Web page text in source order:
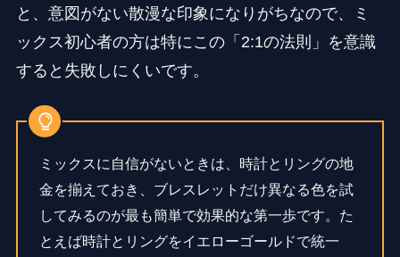
と、意図がない散漫な印象になりがちなので、ミ
ックス初心者の方は特にこの「2:1の法則」を意識
すると失敗しにくいです。
ミックスに自信がないときは、時計とリングの地
金を揃えておき、ブレスレットだけ異なる色を試
してみるのが最も簡単で効果的な第一歩です。た
とえば時計とリングをイエローゴールドで統一